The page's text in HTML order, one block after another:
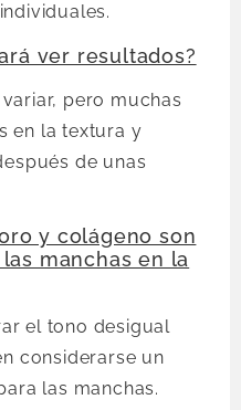
ver resultados?
pero muchas
en la textura y
de unas
y colágeno son
manchas en la
el tono desigual
considerarse un
las manchas.